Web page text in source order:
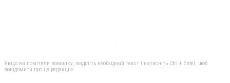
Якщо ви помітили помилку, виділіть необхідний текст і натисніть Ctrl + Enter, щоб
повідомити про це редакцію